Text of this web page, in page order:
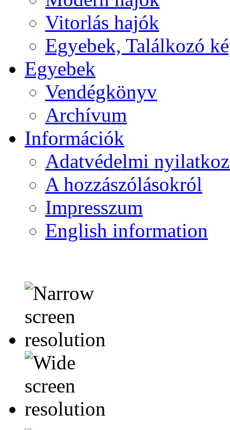
Vitorlás hajók
Egyebek, Találkozó
Egyebek
Vendégkönyv
Archívum
Információk
Adatvédelmi
A hozzászólásokról
Impresszum
English information